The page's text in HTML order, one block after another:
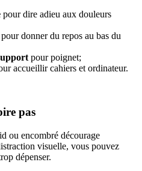
pour dire adieu aux douleurs
pour donner du repos au bas du
pour poignet;
accueillir cahiers et ordinateur.
pas
ou encombré décourage
visuelle, vous pouvez
dépenser.